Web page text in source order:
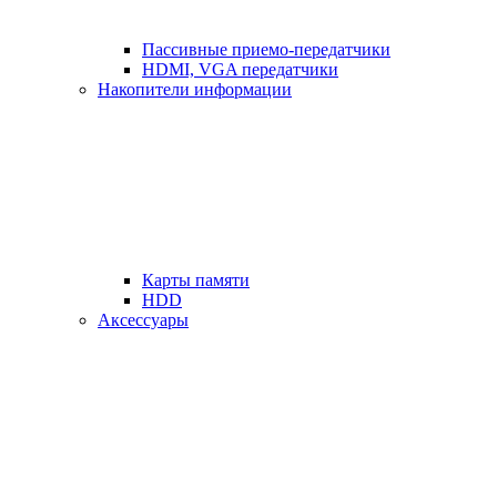
Пассивные приемо-передатчики
HDMI, VGA передатчики
Накопители информации
Карты памяти
HDD
Аксессуары